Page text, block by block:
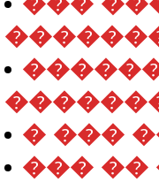
� ���
��� ��